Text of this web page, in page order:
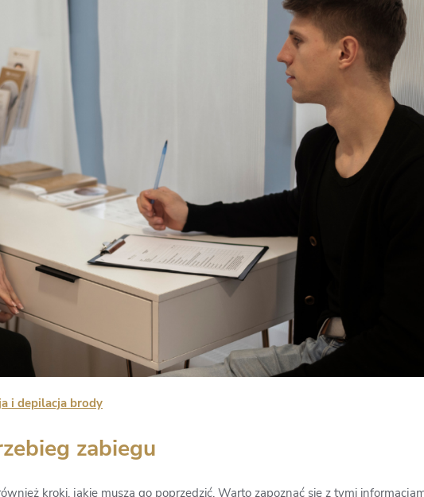
i depilacja brody
zabiegu
kroki, jakie muszą go poprzedzić. Warto zapoznać się z tymi